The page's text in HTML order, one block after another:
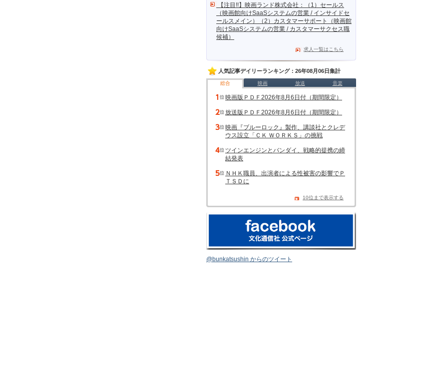
【注目!!】映画ランド株式会社：（1）セールス
（映画館向けSaaSシステムの営業 / インサイドセ
ールスメイン）（2）カスタマーサポート（映画館
向けSaaSシステムの営業 / カスタマーサクセス職
候補）
求人一覧はこちら
人気記事デイリーランキング：26年08月06日集計
総合 映画 放送 音楽
映画版ＰＤＦ2026年8月6日付（期間限定）
放送版ＰＤＦ2026年8月6日付（期間限定）
映画『ブルーロック』製作、講談社とクレデ
ウス設立「ＣＫ ＷＯＲＫＳ」の挑戦
ツインエンジンとバンダイ、戦略的提携の締
結発表
ＮＨＫ職員、出演者による性被害の影響でＰ
ＴＳＤに
10位まで表示する
@bunkatsushin からのツイート